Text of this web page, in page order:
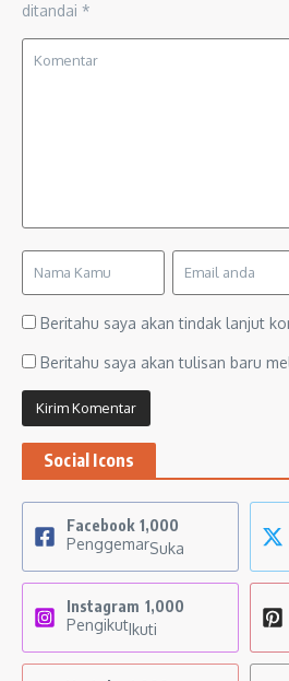
ditandai *
Beritahu saya akan tindak lanjut
Beritahu saya akan tulisan baru
Social Icons
Facebook 1,000
PenggemarSuka
Instagram 1,000
PengikutIkuti